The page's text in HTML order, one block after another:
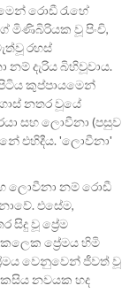
රොඩී රැහේ
මිණිබිරියක වූ පිංචි,
රහස්
දැරිය බිහිවූවාය.
කුප්පායමෙන්
නතර වූයේ
සහ ලොවීනා (පසුව
එහිදීය. 'ලොවීනා'
ලොවීනා නම් රොඩී
එසේම,
සිදු වූ ප්‍රේම
ප්‍රේමය හිමි
වෙනුවෙන් ජීවත් වූ
නවයක හද